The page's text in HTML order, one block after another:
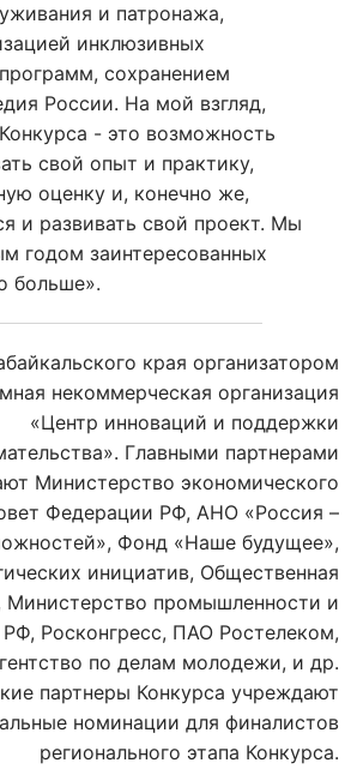
и патронажа,
инклюзивных
сохранением
России. На мой взгляд,
- это возможность
свой опыт и практику,
оценку и, конечно же,
и развивать свой проект. Мы
годом заинтересованных
больше».
края организатором
некоммерческая организация
«Центр инноваций и поддержки
Главными партнерами
Министерство экономического
Федерации РФ, АНО «Россия –
Фонд «Наше будущее»,
инициатив, Общественная
Министерство промышленности и
РФ, Росконгресс, ПАО Ростелеком,
по делам молодежи, и др.
партнеры Конкурса учреждают
номинации для финалистов
регионального этапа Конкурса.